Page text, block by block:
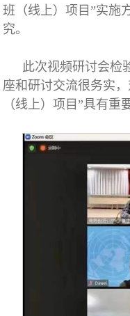
班（线上）项目”实施
究。
此次视频研讨会检
座和研讨交流很务实
（线上）项目”具有重